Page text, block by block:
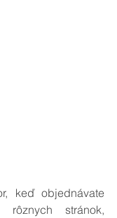
keď objednávate
stránok,